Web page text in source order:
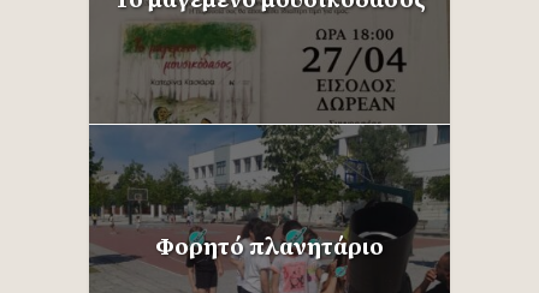
Φορητό πλανητάριο